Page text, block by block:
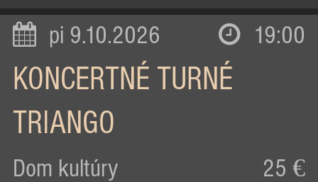
pi 9.10.2026 19:00
KONCERTNÉ TURNÉ
TRIANGO
Dom kultúry 25 €